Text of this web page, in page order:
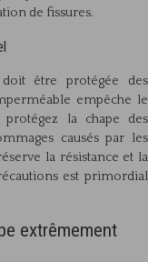
de fissures.
être protégée des
empêche le
la chape des
causés par les
la résistance et la
est primordial
extrêmement